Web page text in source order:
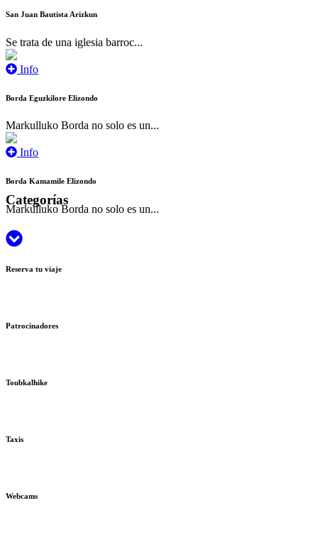
San Juan Bautista Arizkun
Se trata de una iglesia barroc...
Info
Borda Eguzkilore Elizondo
Markulluko Borda no solo es un...
Info
Borda Kamamile Elizondo
Markulluko Borda no solo es un...
Categorías
Reserva tu viaje
Patrocinadores
Toubkalhike
Taxis
Webcams